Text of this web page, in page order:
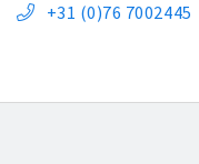
 +31 (0)76 7002445